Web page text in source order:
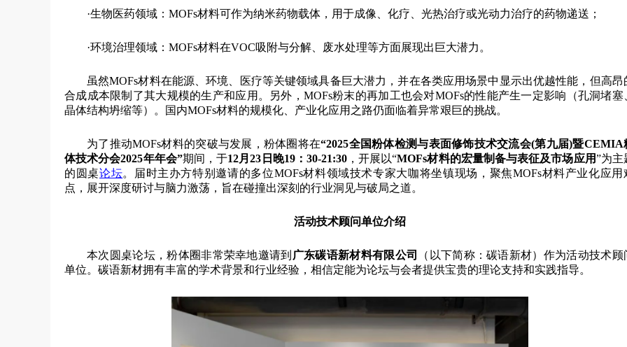
·生物医药领域：MOFs材料可作为纳米药物载体，用于成像、化疗、光热治疗或光动力治疗的药物递送；
·环境治理领域：MOFs材料在VOC吸附与分解、废水处理等方面展现出巨大潜力。
虽然MOFs材料在能源、环境、医疗等关键领域具备巨大潜力，并在各类应用场景中显示出优越性能，但高昂
合成成本限制了其大规模的生产和应用。另外，MOFs粉末的再加工也会对MOFs的性能产生一定影响（孔洞堵塞
晶体结构坍缩等）。国内MOFs材料的规模化、产业化应用之路仍面临着异常艰巨的挑战。
为了推动MOFs材料的突破与发展，粉体圈将在“2025全国粉体检测与表面修饰技术交流会(第九届)暨CEMIA
体技术分会2025年年会”期间，于12月23日晚19：30-21:30，开展以“MOFs材料的宏量制备与表征及市场应用”为主
的 圆桌论坛。届时主办方特别邀请的多位MOFs材料领域技术专家大咖将坐镇现场，聚焦MOFs材料产业化应用
点，展开深度研讨与脑力激荡，旨在碰撞出深刻的行业洞见与破局之道。
活动技术顾问单位介绍
本次圆桌论坛，粉体圈非常荣幸地邀请到 广东碳语新材料有限公司
（以下简称：碳语新材）作为活动技术顾
单位。碳语新材拥有丰富的学术背景和行业经验，相信定能为论坛与会者提供宝贵的理论支持和实践指导。